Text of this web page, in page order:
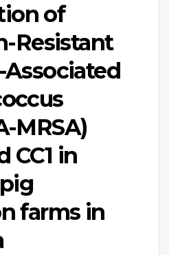
of
Resistant
MRSA)
CC1 in
farms in